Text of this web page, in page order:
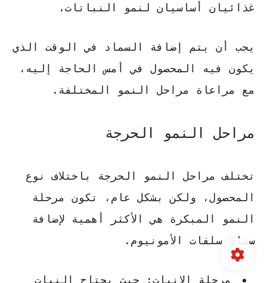
غذائيان أساسيان لنمو النباتات.
يجب أن يتم إضافة السماد في الوقت الذي
يكون فيه المحصول في أمس الحاجة إليه،
مع مراعاة مراحل النمو المختلفة.
مراحل النمو الحرجة
تختلف مراحل النمو الحرجة باختلاف نوع
المحصول، ولكن بشكل عام، تكون مرحلة
النمو المبكرة هي الأكثر أهمية لإضافة
سماد سلفات الأمونيوم .
مرحلة الإنبات: حيث يحتاج النبات